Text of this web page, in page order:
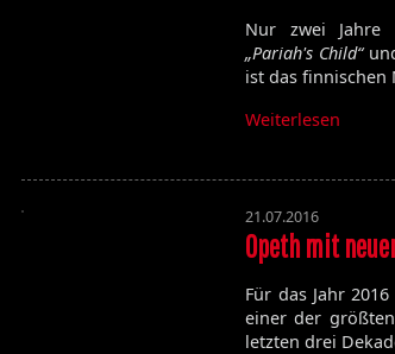
Nur zwei Jahre
„Pariah's Child“
ist das
Weiterlesen
21.07.2016
Opeth mit
Für das Jahr
einer der
letzten drei